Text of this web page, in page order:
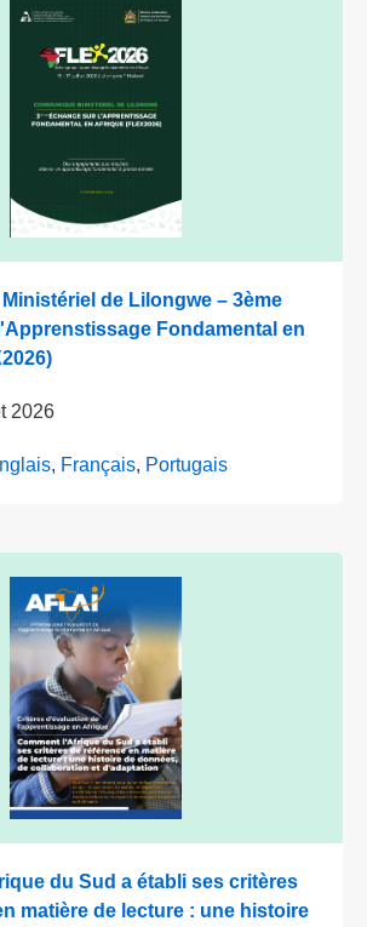
de Lilongwe – 3ème
Fondamental en
2026
, Français, Portugais
du Sud a établi ses critères
matière de lecture : une histoire